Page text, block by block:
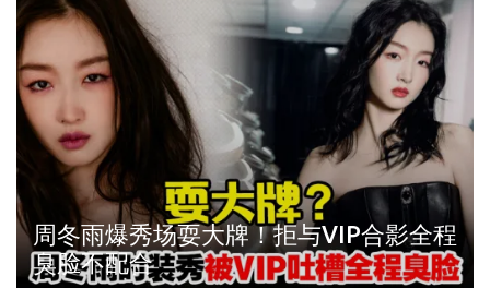
周冬雨爆秀场耍大牌！拒与VIP合影全程
臭脸不配合